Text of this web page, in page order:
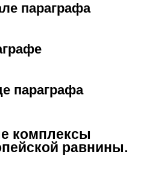
параграфа
параграфа
комплексы
равнины.